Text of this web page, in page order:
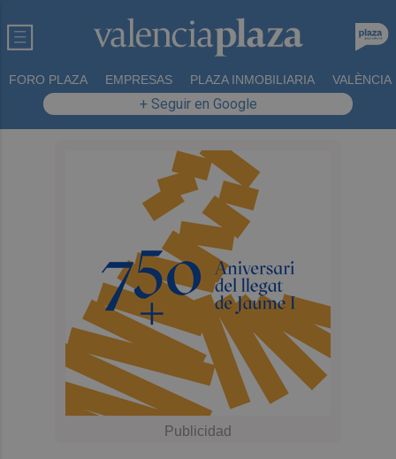
FORO PLAZA EMPRESAS PLAZA INMOBILIARIA VALÈNCIA
+ Seguir en Google